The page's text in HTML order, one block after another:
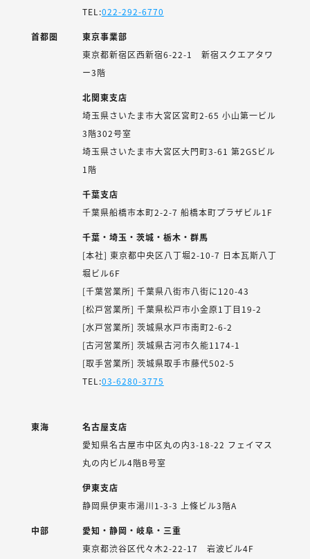
TEL:022-292-6770
首都圏
東京事業部
東京都新宿区西新宿6-22-1 新宿スクエアタワ
ー3階
北関東支店
埼玉県さいたま市大宮区宮町2-65 小山第一ビル
3階302号室
埼玉県さいたま市大宮区大門町3-61 第2GSビル
1階
千葉支店
千葉県船橋市本町2-2-7 船橋本町プラザビル1F
千葉・埼玉・茨城・栃木・群馬
[本社] 東京都中央区八丁堀2-10-7 日本瓦斯八丁
堀ビル6F
[千葉営業所] 千葉県八街市八街に120-43
[松戸営業所] 千葉県松戸市小金原1丁目19-2
[水戸営業所] 茨城県水戸市南町2-6-2
[古河営業所] 茨城県古河市久能1174-1
[取手営業所] 茨城県取手市藤代502-5
TEL:03-6280-3775
東海
名古屋支店
愛知県名古屋市中区丸の内3-18-22 フェイマス
丸の内ビル4階B号室
伊東支店
静岡県伊東市湯川1-3-3 上條ビル3階A
中部
愛知・静岡・岐阜・三重
東京都渋谷区代々木2-22-17 岩波ビル4F